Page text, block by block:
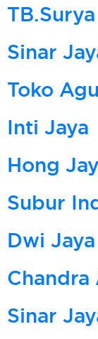
TB.Surya
Sinar
Toko
Inti Jaya
Hong
Subur
Dwi Jaya
Chandra
Sinar